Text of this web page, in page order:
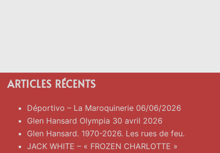
ARTICLES RÉCENTS
Déportivo – La Maroquinerie 06/06/2026
Glen Hansard Olympia 30 avril 2026
Glen Hansard. 1970-2026. Les rues de feu.
JACK WHITE – « FROZEN CHARLOTTE »